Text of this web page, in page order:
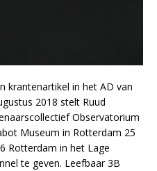
krantenartikel in het AD van
2018 stelt Ruud
Observatorium
Museum in Rotterdam 25
Rotterdam in het Lage
te geven. Leefbaar 3B